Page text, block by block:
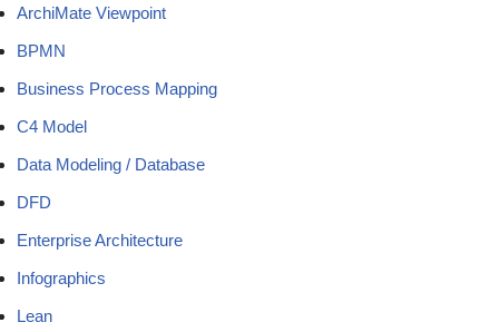
ArchiMate Viewpoint
BPMN
Business Process Mapping
C4 Model
Data Modeling / Database
DFD
Enterprise Architecture
Infographics
Lean